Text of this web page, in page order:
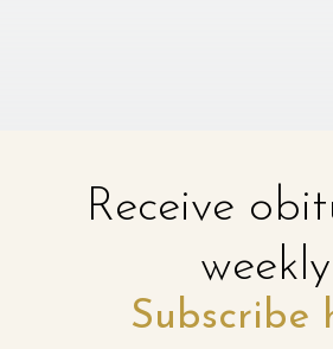
Receive
weekly
Subscribe